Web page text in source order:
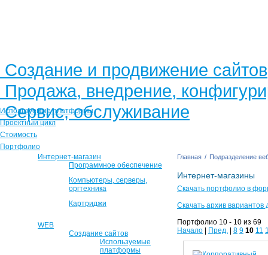
Создание и продвижение сайтов
Продажа, внедрение,
Сервис, обслуживание
Используемые платформы
Проектный цикл
Стоимость
Портфолио
Интернет-магазин
Программное обеспечение
Компьютеры, серверы,
оргтехника
Картриджи
WEB
Создание сайтов
Используемые
платформы
Главная / Подразделение
Интернет-магазины
Скачать портфолио в
Скачать архив вариантов
Портфолио 10 - 10 из 69
Начало
Пред. 8 9 10 11